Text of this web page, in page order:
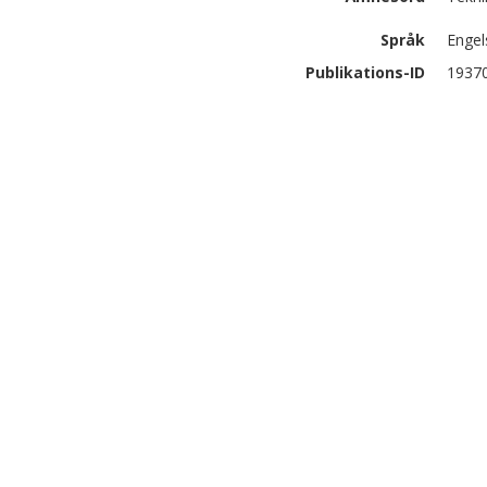
Språk
Publikations-ID